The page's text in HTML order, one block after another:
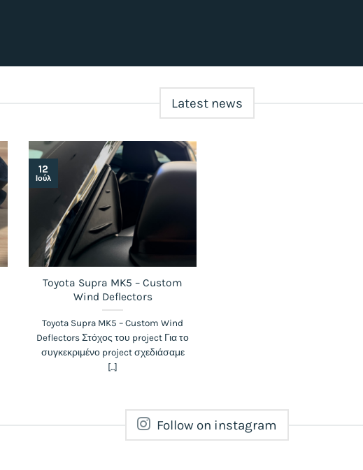
Latest news
Toyota Supra MK5 – Custom
Wind Deflectors
Toyota Supra MK5 – Custom Wind
Deflectors Στόχος του project Για το
συγκεκριμένο project σχεδιάσαμε
[...]
12
Ιούλ
Follow on instagram